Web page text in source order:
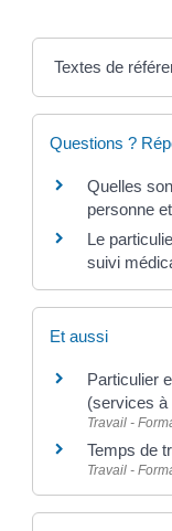
Textes de
Questions ?
Quelles
personne
Le
suivi
Et aussi
Particulier
(services à
Travail -
Temps de
Travail -